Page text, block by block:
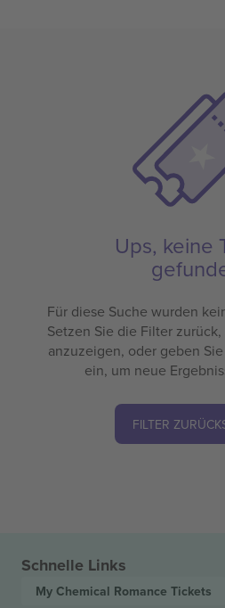
Ups, keine
Für diese Suche wurden
Setzen Sie die Filter
anzuzeigen, oder geben
ein, um neue
FILTER
Schnelle Links
My Chemical Romance Tickets